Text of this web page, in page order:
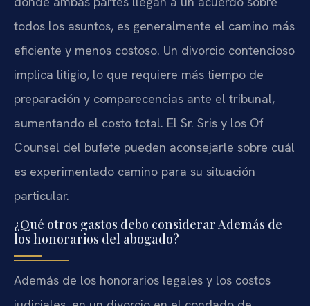
todos los asuntos, es generalmente el camino más
eficiente y menos costoso. Un divorcio contencioso
implica litigio, lo que requiere más tiempo de
preparación y comparecencias ante el tribunal,
aumentando el costo total. El Sr. Sris y los Of
Counsel del bufete pueden aconsejarle sobre cuál
es experimentado camino para su situación
particular.
¿Qué otros gastos debo considerar Además de
los honorarios del abogado?
Además de los honorarios legales y los costos